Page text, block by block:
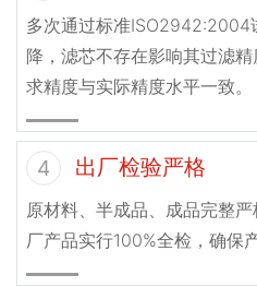
多次通过标准ISO2942:2004
降，滤芯不存在影响其过滤
求精度与实际精度水平一致。
4 出厂检验严格
原材料、半成品、成品完整
厂产品实行100%全检，确保